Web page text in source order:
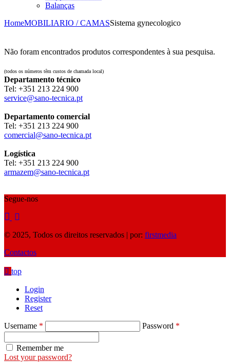
Balanças
HomeMOBILIARIO / CAMASSistema gynecologico
Não foram encontrados produtos correspondentes à sua pesquisa.
(todos os números têm custos de chamada local)
Departamento técnico
Tel: ‪+351 213 224 900‬
service@sano-tecnica.pt
Departamento comercial
Tel: ‪+351 213 224 900‬
comercial@sano-tecnica.pt
Logística
Tel: ‪+351 213 224 900‬
armazem@sano-tecnica.pt
Segue-nos
© 2025, Todos os direitos reservados | por: firstmedia
Contactos
top
Login
Register
Reset
Username * Password *
Remember me
Lost your password?